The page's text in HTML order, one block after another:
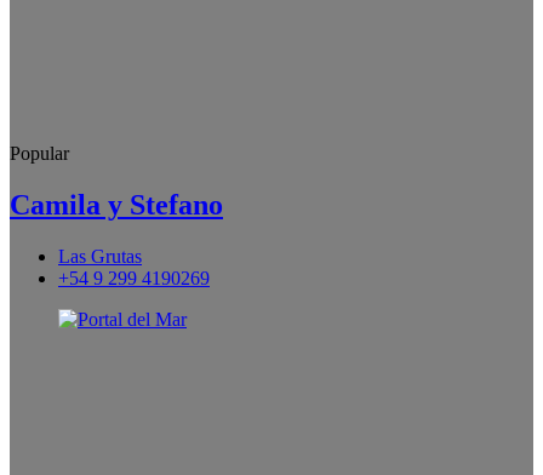
Popular
Camila y Stefano
Las Grutas
+54 9 299 4190269